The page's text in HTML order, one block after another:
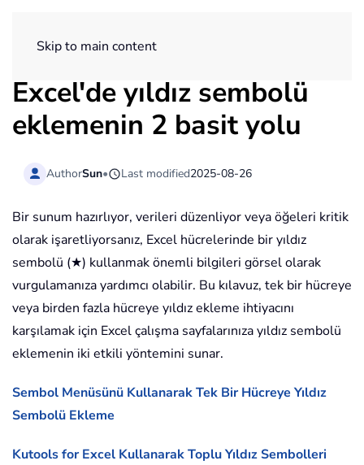
Skip to main content
Excel'de yıldız sembolü
eklemenin 2 basit yolu
AuthorSun• Last modified2025-08-26
Bir sunum hazırlıyor, verileri düzenliyor veya öğeleri kritik
olarak işaretliyorsanız, Excel hücrelerinde bir yıldız
sembolü (★) kullanmak önemli bilgileri görsel olarak
vurgulamanıza yardımcı olabilir. Bu kılavuz, tek bir hücreye
veya birden fazla hücreye yıldız ekleme ihtiyacını
karşılamak için Excel çalışma sayfalarınıza yıldız sembolü
eklemenin iki etkili yöntemini sunar.
Sembol Menüsünü Kullanarak Tek Bir Hücreye Yıldız
Sembolü Ekleme
Kutools for Excel Kullanarak Toplu Yıldız Sembolleri